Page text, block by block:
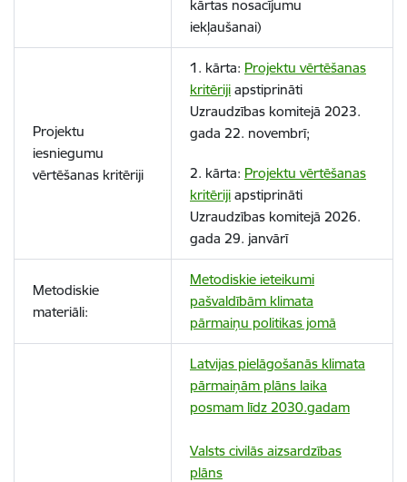
kārtas nosacījumu
iekļaušanai)
Projektu
iesniegumu
vērtēšanas kritēriji
1. kārta: Projektu vērtēšanas
kritēriji apstiprināti
Uzraudzības komitejā 2023.
gada 22. novembrī;
2. kārta: Projektu vērtēšanas
kritēriji apstiprināti
Uzraudzības komitejā 2026.
gada 29. janvārī
Metodiskie
materiāli:
Metodiskie ieteikumi
pašvaldībām klimata
pārmaiņu politikas jomā
Latvijas pielāgošanās klimata
pārmaiņām plāns laika
posmam līdz 2030.gadam
Valsts civilās aizsardzības
plāns